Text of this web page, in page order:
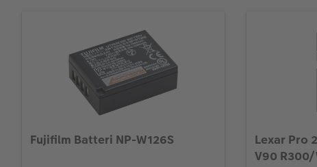
Fujifilm Batteri NP-W126S
Lexar Pro
V90 R300/